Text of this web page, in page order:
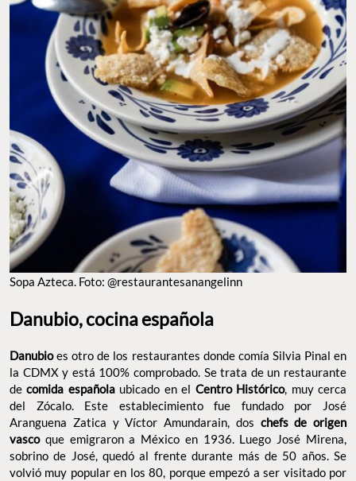
Sopa Azteca. Foto: @restaurantesanangelinn
Danubio, cocina española
Danubioes otro de los restaurantes donde comía Silvia Pinal en
la CDMX y está 100% comprobado. Se trata de un restaurante
decomida españolaubicado en el Centro Histórico, muy cerca
del Zócalo. Este establecimiento fue fundado por José
Aranguena Zatica y Víctor Amundarain, dos chefs de origen
vasco que emigraron a México en 1936. Luego José Mirena,
sobrino de José, quedó al frente durante más de 50 años. Se
volvió muy popular en los 80, porque empezó a ser visitado por